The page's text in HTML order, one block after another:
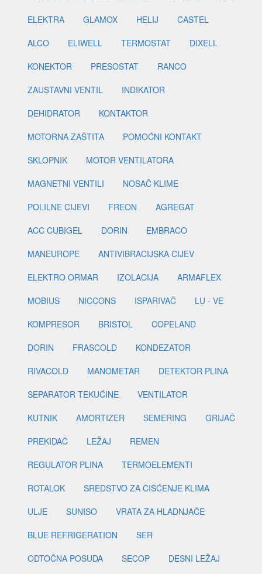
ELEKTRA
GLAMOX HELIJ
CASTEL
ALCO
ELIWELL TERMOSTAT
DIXELL
KONEKTOR
PRESOSTAT
RANCO
ZAUSTAVNI VENTIL
INDIKATOR
DEHIDRATOR
KONTAKTOR
MOTORNA ZAŠTITA
POMOĆNI KONTAKT
SKLOPNIK
MOTOR VENTILATORA
MAGNETNI VENTILI
NOSAČ KLIME
POLILNE CIJEVI
FREON
AGREGAT
ACC CUBIGEL
DORIN
EMBRACO
MANEUROPE
ANTIVIBRACIJSKA CIJEV
ELEKTRO ORMAR
IZOLACIJA
ARMAFLEX
MOBIUS
NICCONS ISPARIVAČ
LU - VE
KOMPRESOR
BRISTOL
COPELAND
DORIN
FRASCOLD
KONDEZATOR
RIVACOLD
MANOMETAR
DETEKTOR PLINA
SEPARATOR TEKUĆINE
VENTILATOR
KUTNIK
AMORTIZER SEMERING
GRIJAČ
PREKIDAČ
LEŽAJ
REMEN
REGULATOR PLINA
TERMOELEMENTI
ROTALOK
SREDSTVO ZA ČIŠĆENJE KLIMA
ULJE
SUNISO
VRATA ZA HLADNJAČE
BLUE REFRIGERATION
SER
ODTOČNA POSUDA
SECOP DESNI LEŽAJ